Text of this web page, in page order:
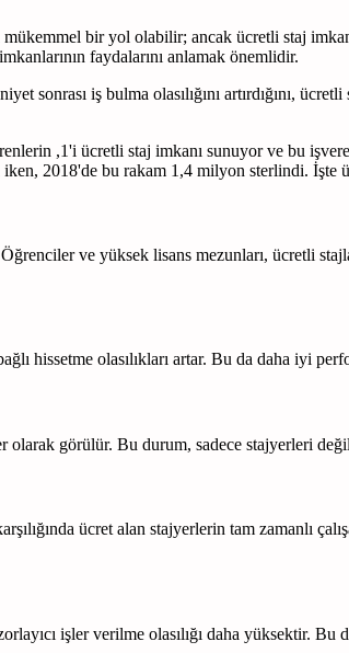
bir yol olabilir; ancak ücretli staj
faydalarını anlamak önemlidir.
sonrası iş bulma olasılığını artırdığını,
,1'i ücretli staj imkanı sunuyor ve bu
2018'de bu rakam 1,4 milyon sterlindi. İşte
ve yüksek lisans mezunları, ücretli
hissetme olasılıkları artar. Bu da daha iyi
görülür. Bu durum, sadece stajyerleri
ücret alan stajyerlerin tam zamanlı
işler verilme olasılığı daha yüksektir. Bu